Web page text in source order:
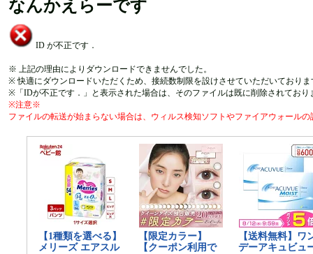
なんかえらーです
ID が不正です．
※ 上記の理由によりダウンロードできませんでした。
※ 快適にダウンロードいただくため、接続数制限を設けさせていただいており
※「IDが不正です．」と表示された場合は、そのファイルは既に削除されており
※注意※
ファイルの転送が始まらない場合は、ウィルス検知ソフトやファイアウォール